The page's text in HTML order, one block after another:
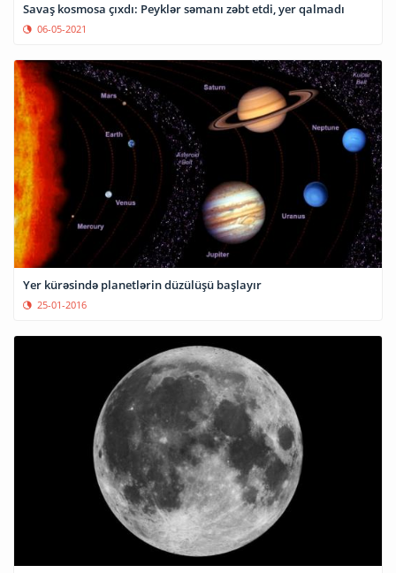
Savaş kosmosa çıxdı: Peyklər səmanı zəbt etdi, yer qalmadı
06-05-2021
Yer kürəsində planetlərin düzülüşü başlayır
25-01-2016